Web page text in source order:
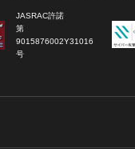
JASRAC許諾
第
9015876002Y31016
号